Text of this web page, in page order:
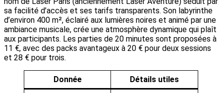
sa facilité d’accès et ses tarifs transparents. Son labyrinthe
d’environ 400 m², éclairé aux lumières noires et animé par une
ambiance musicale, crée une atmosphère dynamique qui plaît
aux participants. Les parties de 20 minutes sont proposées à
11 €, avec des packs avantageux à 20 € pour deux sessions
et 28 € pour trois.
Donnée Détails utiles